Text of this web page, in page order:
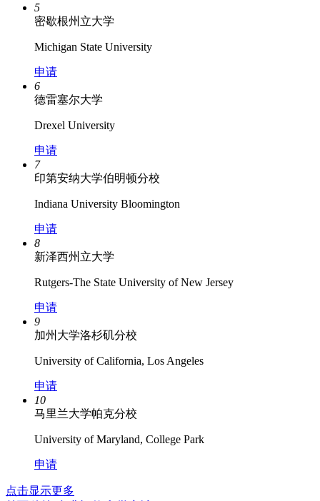
5
密歇根州立大学
Michigan State University
申请
6
德雷塞尔大学
Drexel University
申请
7
印第安纳大学伯明顿分校
Indiana University Bloomington
申请
8
新泽西州立大学
Rutgers-The State University of New Jersey
申请
9
加州大学洛杉矶分校
University of California, Los Angeles
申请
10
马里兰大学帕克分校
University of Maryland, College Park
申请
点击显示更多